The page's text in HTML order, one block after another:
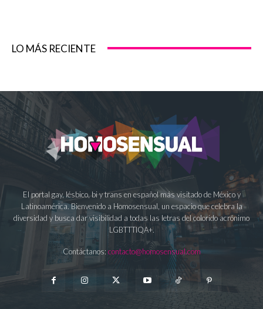
LO MÁS RECIENTE
El portal gay, lésbico, bi y trans en español más visitado de México y
Latinoamérica. Bienvenido a Homosensual, un espacio que celebra la
diversidad y busca dar visibilidad a todas las letras del colorido acrónimo
LGBTTTIQA+.
Contáctanos: contacto@homosensual.com